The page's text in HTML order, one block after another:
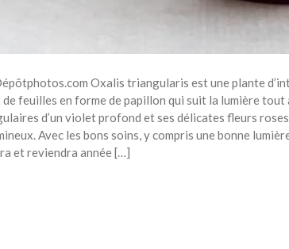
Oxalis triangularis est une plante
feuilles en forme de papillon qui suit la lumière
d’un violet profond et ses délicates fleurs
Avec les bons soins, y compris une bonne
et reviendra année […]